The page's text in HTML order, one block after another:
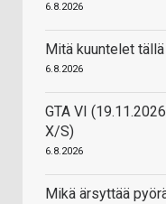
6.8.2026
Mitä kuuntelet
6.8.2026
GTA VI
X/S)
6.8.2026
Mikä ärsyttää